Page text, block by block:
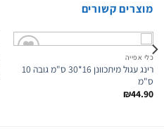
מוצרים קשורים
Add to
wishlist
כלי אפייה
רינג עגול מיתכוונן 16*30 ס"מ גובה 10
ס"מ
₪44.90